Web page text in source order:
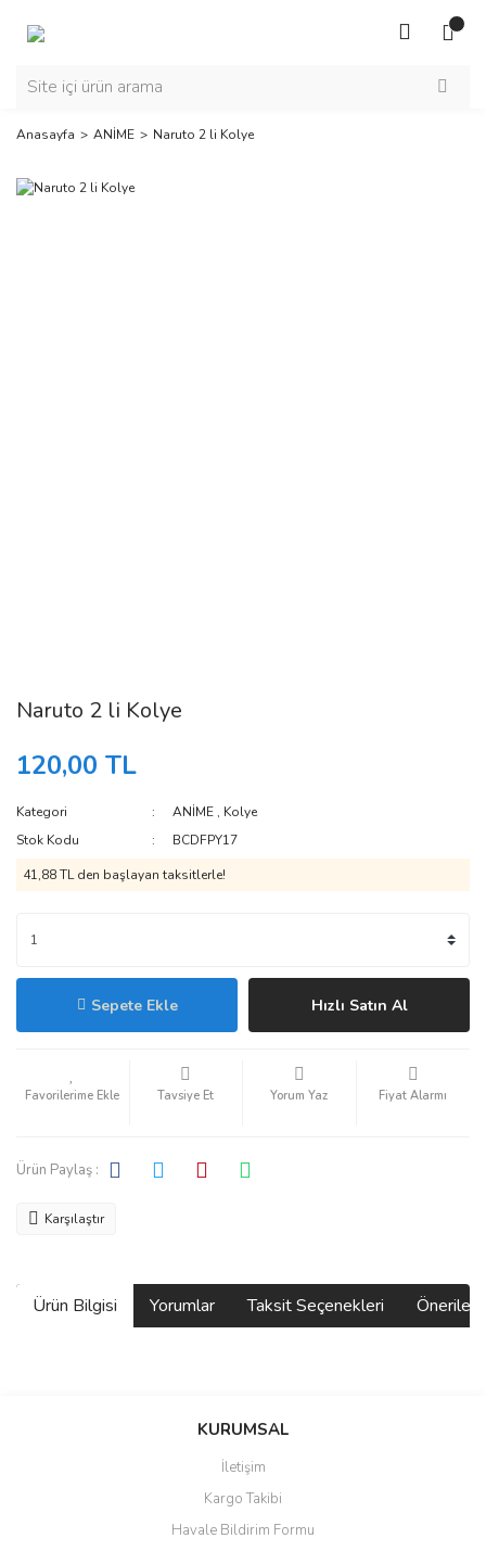
Anasayfa ANİME Naruto 2 li Kolye
Naruto 2 li Kolye
120,00 TL
Kategori ANİME , Kolye
Stok Kodu
BCDFPY17
41,88 TL den başlayan taksitlerle!
Sepete Ekle Hızlı Satın Al
Tavsiye Et Yorum Yaz Fiyat Alarmı
Ürün Paylaş :
Karşılaştır
Ürün Bilgisi Yorumlar Taksit Seçenekleri
Bu ürüne ilk yorumu siz yapın!
Ürün resmi kalitesiz, bozuk veya görüntülenemiyor.
Ürün açıklamasında eksik bilgiler bulunuyor.
KURUMSAL
İletişim
Kargo Takibi
Havale Bildirim Formu